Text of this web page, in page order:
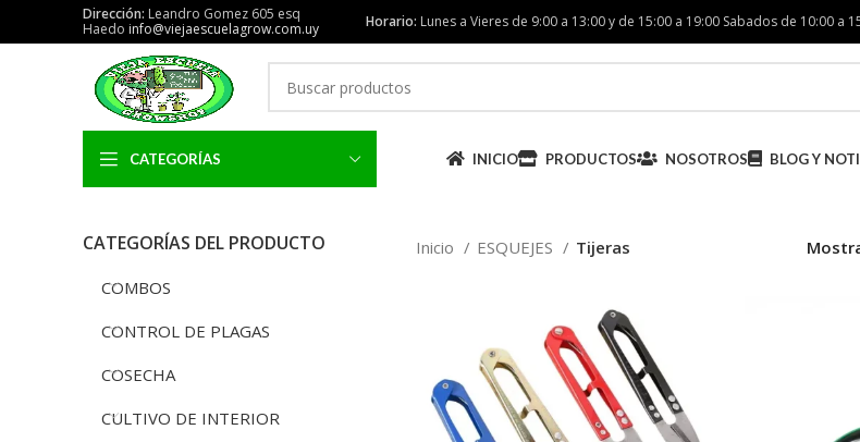
Dirección: Leandro Gomez 605 esq
Haedo info@viejaescuelagrow.com.uy Horario: Lunes a Vieres de 9:00 a 13:00 y de 15:00 a 19:00 Sabados de 10:00 a
CATEGORÍAS INICIO PRODUCTOS NOSOTROS BLOG Y
CATEGORÍAS DEL PRODUCTO
COMBOS
CONTROL DE PLAGAS
COSECHA
CULTIVO DE INTERIOR
Inicio ESQUEJES Tijeras